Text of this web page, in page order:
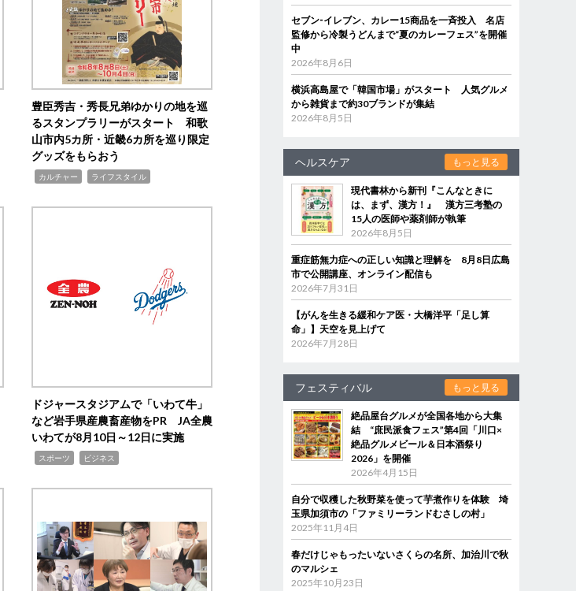
豊臣秀吉・秀長兄弟ゆかりの地を巡
るスタンプラリーがスタート 和歌
山市内5カ所・近畿6カ所を巡り限定
グッズをもらおう
カルチャー ライフスタイル
ドジャースタジアムで「いわて牛」
など岩手県産農畜産物をPR JA全農
いわてが8月10日～12日に実施
スポーツ ビジネス
セブン‐イレブン、カレー15商品を一斉投入 名店
監修から冷製うどんまで“夏のカレーフェス”を開催
中
2026年8月6日
横浜高島屋で「韓国市場」がスタート 人気グルメ
から雑貨まで約30ブランドが集結
2026年8月5日
ヘルスケア もっと見る
現代書林から新刊『こんなときに
は、まず、漢方！』 漢方三考塾の
15人の医師や薬剤師が執筆
2026年8月5日
重症筋無力症への正しい知識と理解を 8月8日広島
市で公開講座、オンライン配信も
2026年7月31日
【がんを生きる緩和ケア医・大橋洋平「足し算
命」】天空を見上げて
2026年7月28日
フェスティバル もっと見る
絶品屋台グルメが全国各地から大集
結 “庶民派食フェス”第4回「川口×
絶品グルメビール＆日本酒祭り
2026」を開催
2026年4月15日
自分で収穫した秋野菜を使って芋煮作りを体験 埼
玉県加須市の「ファミリーランドむさしの村」
2025年11月4日
春だけじゃもったいないさくらの名所、加治川で秋
のマルシェ
2025年10月23日